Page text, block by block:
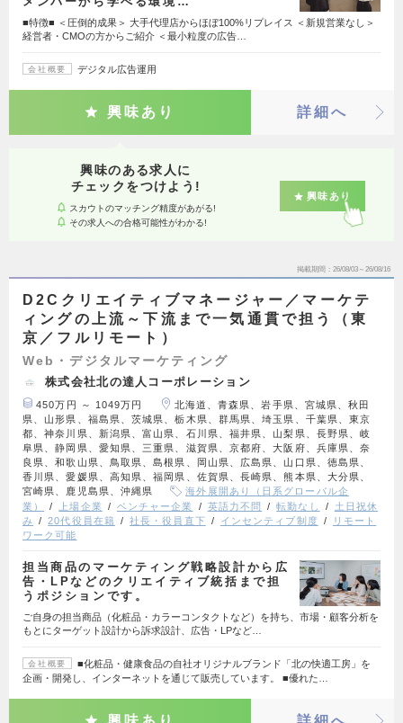
■特徴■ ＜圧倒的成果＞ 大手代理店からほぼ100%リプレイス ＜新規営業なし＞
経営者・CMOの方からご紹介 ＜最小粒度の広告…
会社概要 デジタル広告運用
興味あり 詳細へ
興味のある求人に
チェックをつけよう!
スカウトのマッチング精度があがる!
その求人への合格可能性がわかる!
興味あり
掲載期間 26/08/03～26/08/16
D2Cクリエイティブマネージャー／マーケテ
ィングの上流～下流まで一気通貫で担う（東
京／フルリモート）
Web・デジタルマーケティング
株式会社北の達人コーポレーション
450万円 ～ 1049万円
北海道、青森県、岩手県、宮城県、秋田
県、山形県、福島県、茨城県、栃木県、群馬県、埼玉県、千葉県、東京
都、神奈川県、新潟県、富山県、石川県、福井県、山梨県、長野県、岐
阜県、静岡県、愛知県、三重県、滋賀県、京都府、大阪府、兵庫県、奈
良県、和歌山県、鳥取県、島根県、岡山県、広島県、山口県、徳島県、
香川県、愛媛県、高知県、福岡県、佐賀県、長崎県、熊本県、大分県、
宮崎県、鹿児島県、沖縄県
海外展開あり（日系グローバル企
業）
上場企業 ベンチャー企業 英語力不問 転勤なし
土日祝休
み
20代役員在籍 社長・役員直下 インセンティブ制度
リモート
ワーク可能
担当商品のマーケティング戦略設計から広
告・LPなどのクリエイティブ統括まで担
うポジションです。
ご自身の担当商品（化粧品・カラーコンタクトなど）を持ち、市場・顧客分析を
もとにターゲット設計から訴求設計、広告・LPなど…
会社概要
■化粧品・健康食品の自社オリジナルブランド「北の快適工房」を
企画・開発し、インターネットを通じて販売しています。 ■優れた…